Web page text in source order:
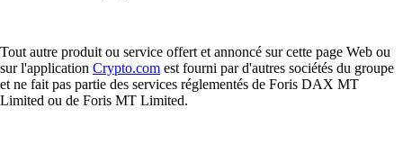
Tout autre produit ou service offert et annoncé sur cette page Web ou
sur l'application Crypto.com est fourni par d'autres sociétés du groupe
et ne fait pas partie des services réglementés de Foris DAX MT
Limited ou de Foris MT Limited.